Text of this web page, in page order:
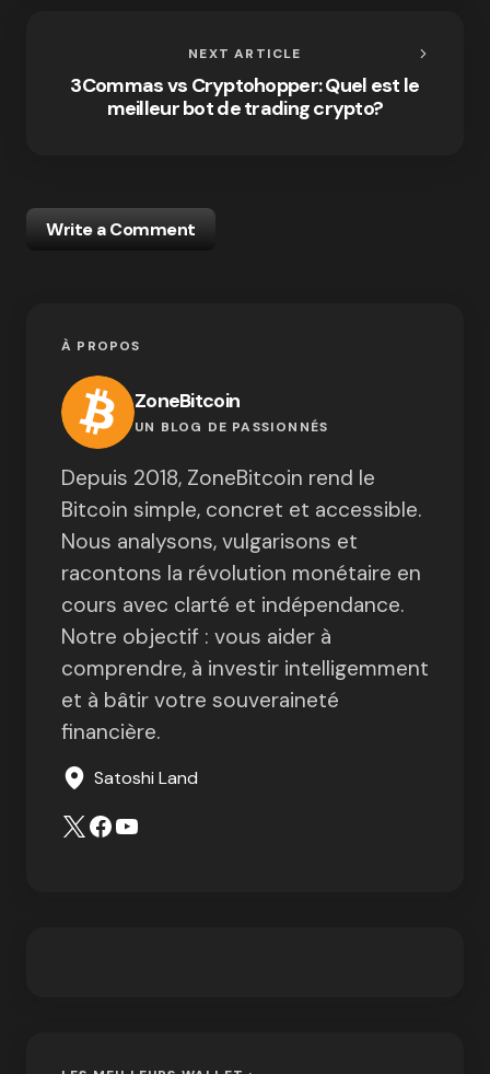
NEXT ARTICLE
3Commas vs Cryptohopper: Quel est le
meilleur bot de trading crypto?
Write a Comment
À PROPOS
ZoneBitcoin
UN BLOG DE PASSIONNÉS
Depuis 2018, ZoneBitcoin rend le
Bitcoin simple, concret et accessible.
Nous analysons, vulgarisons et
racontons la révolution monétaire en
cours avec clarté et indépendance.
Notre objectif : vous aider à
comprendre, à investir intelligemment
et à bâtir votre souveraineté
financière.
Satoshi Land